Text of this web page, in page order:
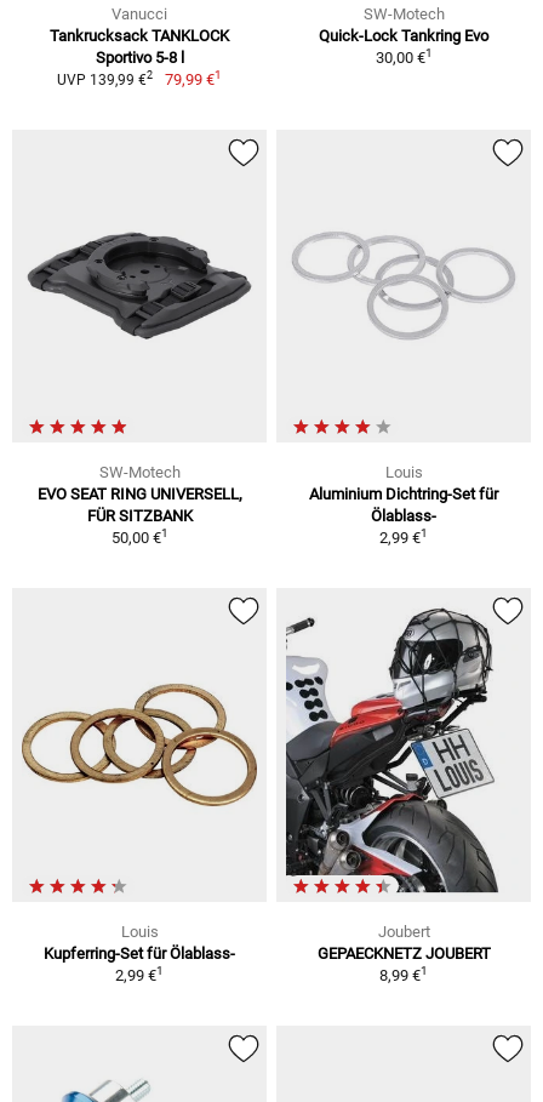
Vanucci
Tankrucksack TANKLOCK
Sportivo 5-8 l
UVP 139,99 €2 79,99 €1
SW-Motech
Quick-Lock Tankring Evo
30,00 €1
SW-Motech
EVO SEAT RING UNIVERSELL,
FÜR SITZBANK
50,00 €1
Louis
Aluminium Dichtring-Set für
Ölablass-
2,99 €1
Louis
Kupferring-Set für Ölablass-
2,99 €1
Joubert
GEPAECKNETZ JOUBERT
8,99 €1